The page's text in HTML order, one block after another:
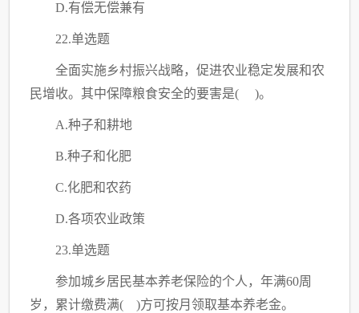
D.有偿无偿兼有
22.单选题
全面实施乡村振兴战略，促进农业稳定发展和农
民增收。其中保障粮食安全的要害是( )。
A.种子和耕地
B.种子和化肥
C.化肥和农药
D.各项农业政策
23.单选题
参加城乡居民基本养老保险的个人，年满60周
岁，累计缴费满( )方可按月领取基本养老金。